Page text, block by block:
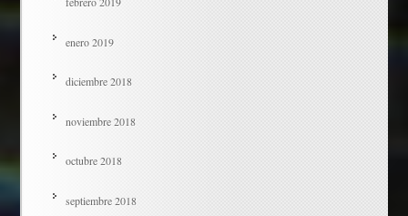
enero 2019
diciembre 2018
noviembre 2018
octubre 2018
septiembre 2018